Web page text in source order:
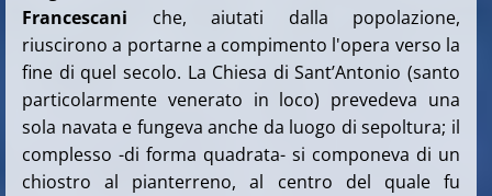
Francescani che, aiutati dalla popolazione,
riuscirono a portarne a compimento l'opera verso la
fine di quel secolo. La Chiesa di Sant’Antonio (santo
particolarmente venerato in loco) prevedeva una
sola navata e fungeva anche da luogo di sepoltura; il
complesso -di forma quadrata- si componeva di un
chiostro al pianterreno, al centro del quale fu